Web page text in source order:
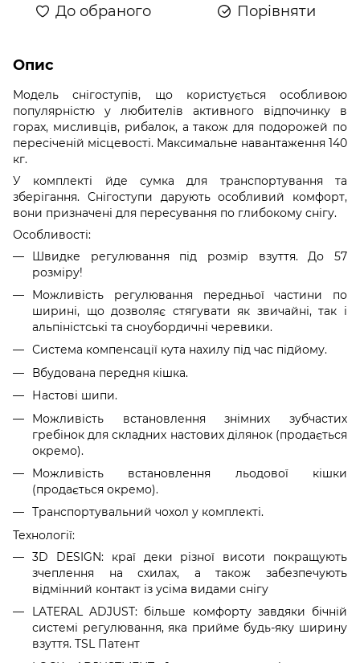
До обраного Порівняти
Опис
Модель снігоступів, що користується особливою
популярністю у любителів активного відпочинку в
горах, мисливців, рибалок, а також для подорожей по
пересіченій місцевості. Максимальне навантаження 140
кг.
У комплекті йде сумка для транспортування та
зберігання. Снігоступи дарують особливий комфорт,
вони призначені для пересування по глибокому снігу.
Особливості:
Швидке регулювання під розмір взуття. До 57
розміру!
Можливість регулювання передньої частини по
ширині, що дозволяє стягувати як звичайні, так і
альпіністські та сноубордичні черевики.
Система компенсації кута нахилу під час підйому.
Вбудована передня кішка.
Настові шипи.
Можливість встановлення знімних зубчастих
гребінок для складних настових ділянок (продається
окремо).
Можливість встановлення льодової кішки
(продається окремо).
Транспортувальний чохол у комплекті.
Технології:
3D DESIGN: краї деки різної висоти покращують
зчеплення на схилах, а також забезпечують
відмінний контакт із усіма видами снігу
LATERAL ADJUST: більше комфорту завдяки бічній
системі регулювання, яка прийме будь-яку ширину
взуття. TSL Патент